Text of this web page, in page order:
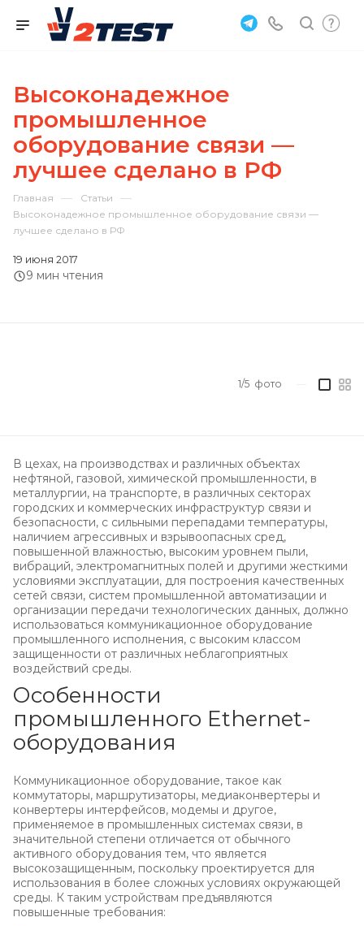
Высоконадежное
промышленное
оборудование связи —
лучшее сделано в РФ
Главная — Статьи —
Высоконадежное промышленное оборудование связи —
лучшее сделано в РФ
19 июня 2017
9 мин чтения
1/5 фото
В цехах, на производствах и различных объектах
нефтяной, газовой, химической промышленности, в
металлургии, на транспорте, в различных секторах
городских и коммерческих инфраструктур связи и
безопасности, с сильными перепадами температуры,
наличием агрессивных и взрывоопасных сред,
повышенной влажностью, высоким уровнем пыли,
вибраций, электромагнитных полей и другими жесткими
условиями эксплуатации, для построения качественных
сетей связи, систем промышленной автоматизации и
организации передачи технологических данных, должно
использоваться коммуникационное оборудование
промышленного исполнения, с высоким классом
защищенности от различных неблагоприятных
воздействий среды.
Особенности
промышленного Ethernet-
оборудования
Коммуникационное оборудование, такое как
коммутаторы, маршрутизаторы, медиаконвертеры и
конвертеры интерфейсов, модемы и другое,
применяемое в промышленных системах связи, в
значительной степени отличается от обычного
активного оборудования тем, что является
высокозащищенным, поскольку проектируется для
использования в более сложных условиях окружающей
среды. К таким устройствам предъявляются
повышенные требования: